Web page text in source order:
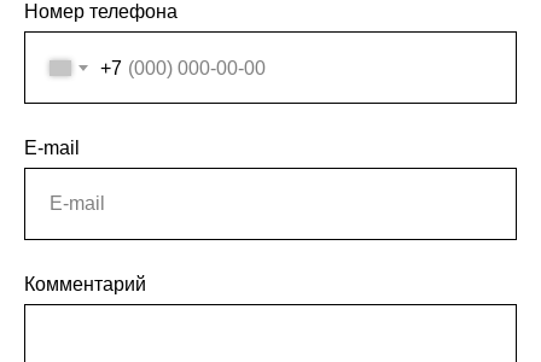
Номер телефона
+7
E-mail
Комментарий